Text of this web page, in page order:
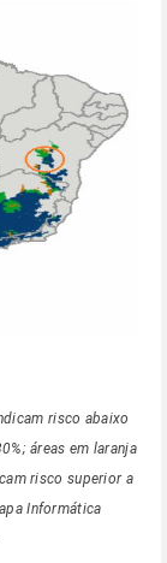
risco abaixo
áreas em laranja
risco superior a
Informática